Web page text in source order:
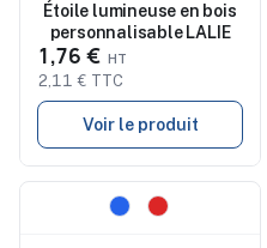
Étoile lumineuse en bois
personnalisable LALIE
1,76 €
2,11 € TTC
Voir le produit